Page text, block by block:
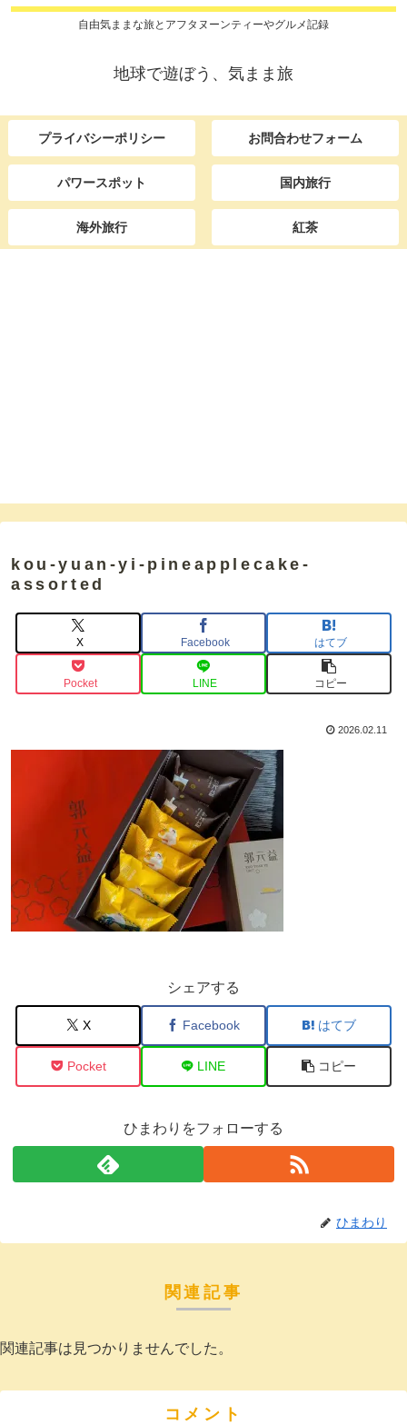
自由気ままな旅とアフタヌーンティーやグルメ記録
地球で遊ぼう、気まま旅
プライバシーポリシー お問合わせフォーム
パワースポット 国内旅行
海外旅行 紅茶
kou-yuan-yi-pineapplecake-
assorted
X Facebook はてブ
Pocket LINE コピー
2026.02.11
シェアする
X Facebook はてブ
Pocket LINE コピー
ひまわりをフォローする
ひまわり
関連記事
関連記事は見つかりませんでした。
コメント